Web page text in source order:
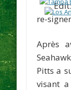
re-
Après
Pitts a
visant